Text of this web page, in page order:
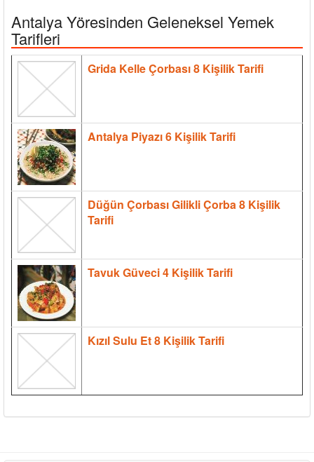
Antalya Yöresinden Geleneksel Yemek
Tarifleri
Grida Kelle Çorbası 8 Kişilik Tarifi
Antalya Piyazı 6 Kişilik Tarifi
Düğün Çorbası Gilikli Çorba 8 Kişilik
Tarifi
Tavuk Güveci 4 Kişilik Tarifi
Kızıl Sulu Et 8 Kişilik Tarifi